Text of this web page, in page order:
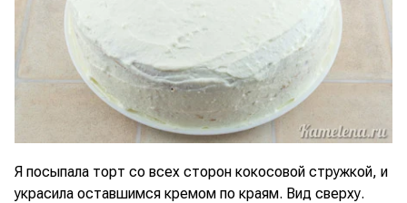
Я посыпала торт со всех сторон кокосовой стружкой, и
украсила оставшимся кремом по краям. Вид сверху.